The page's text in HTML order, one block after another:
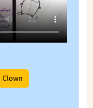
Clown